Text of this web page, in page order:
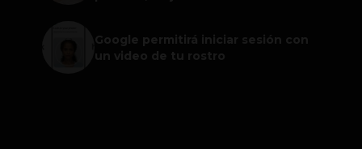
Google permitirá iniciar sesión con
un video de tu rostro